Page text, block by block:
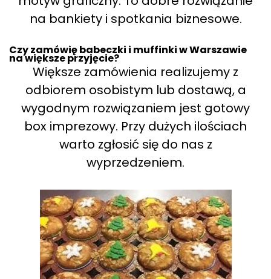
na bankiety i spotkania biznesowe.
Czy zamówię babeczki i muffinki w Warszawie
na większe przyjęcie?
Większe zamówienia realizujemy z
odbiorem osobistym lub dostawą, a
wygodnym rozwiązaniem jest gotowy
box imprezowy. Przy dużych ilościach
warto zgłosić się do nas z
wyprzedzeniem.